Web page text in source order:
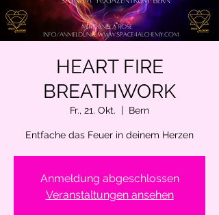
HEART FIRE
BREATHWORK
Fr., 21. Okt.
  |
Bern
Entfache das Feuer in deinem Herzen
Anmeldung abgeschlossen
Veranstaltungen ansehen